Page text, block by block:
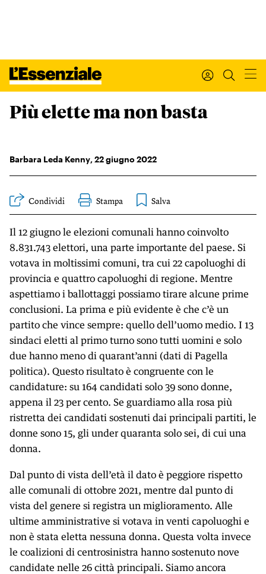
Leggi Internazionale
I tuoi ordini
Regala o rinnova
Newsletter
Esci
Ultimi articoli
IL SETTIMANALE
KIDS
FESTIVAL
L’ESSENZIALE
Più elette ma non basta
Barbara Leda Kenny,22giugno 2022
Condividi Stampa
Il 12 giugno le elezioni comunali hanno coinvolto
8.831.743 elettori, una parte importante del paese. Si
votava in moltissimi comuni, tra cui 22 capoluoghi di
provincia e quattro capoluoghi di regione. Mentre
aspettiamo i ballottaggi possiamo tirare alcune prime
conclusioni. La prima e più evidente è che c’è un
partito che vince sempre: quello dell’uomo medio. I 13
sindaci eletti al primo turno sono tutti uomini e solo
due hanno meno di quarant’anni (dati di Pagella
politica). Questo risultato è congruente con le
candidature: su 164 candidati solo 39 sono donne,
appena il 23 per cento. Se guardiamo alla rosa più
ristretta dei candidati sostenuti dai principali partiti, le
donne sono 15, gli under quaranta solo sei, di cui una
donna.
Dal punto di vista dell’età il dato è peggiore rispetto
alle comunali di ottobre 2021, mentre dal punto di
vista del genere si registra un miglioramento. Alle
ultime amministrative si votava in venti capoluoghi e
non è stata eletta nessuna donna. Questa volta invece
le coalizioni di centrosinistra hanno sostenuto nove
candidate nelle 26 città principali. Siamo ancora